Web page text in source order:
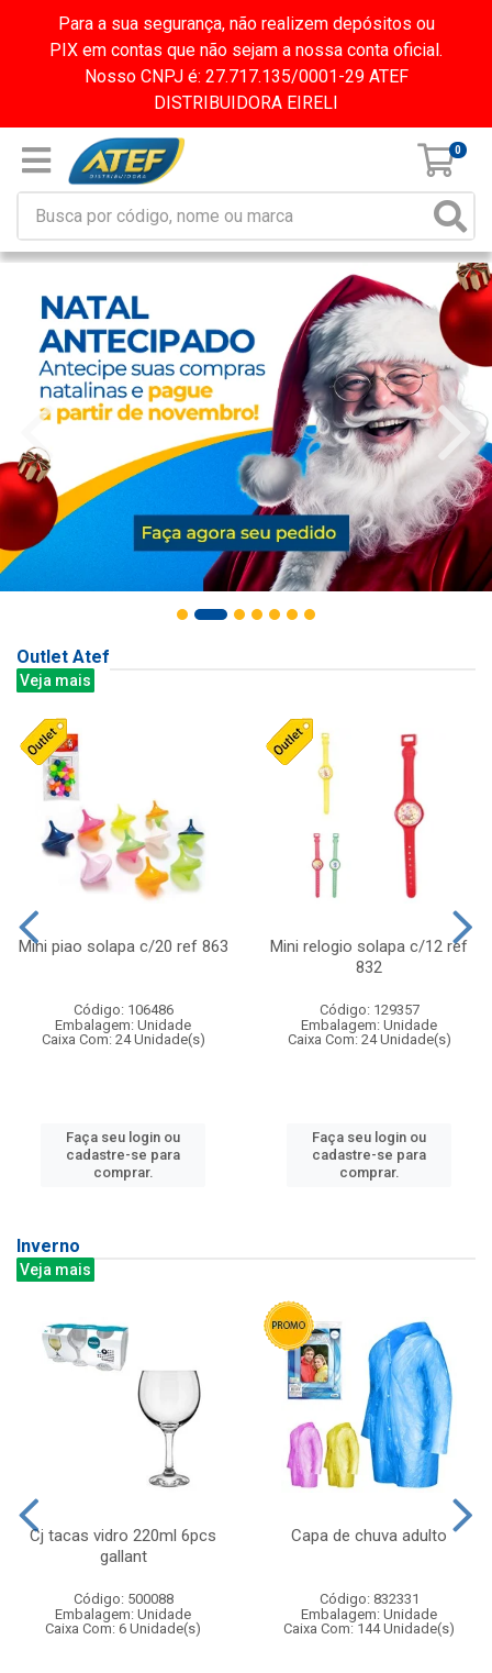
Para a sua segurança, não realizem depósitos ou
PIX em contas que não sejam a nossa conta oficial.
Nosso CNPJ é: 27.717.135/0001-29 ATEF
DISTRIBUIDORA EIRELI
0
Outlet Atef
Veja mais
Mini piao solapa c/20 ref 863
Código: 106486
Embalagem: Unidade
Caixa Com: 24 Unidade(s)
Faça seu login ou
cadastre-se para
comprar.
Mini relogio solapa c/12 ref
832
Código: 129357
Embalagem: Unidade
Caixa Com: 24 Unidade(s)
Faça seu login ou
cadastre-se para
comprar.
Inverno
Veja mais
Cj tacas vidro 220ml 6pcs
gallant
Código: 500088
Embalagem: Unidade
Caixa Com: 6 Unidade(s)
Capa de chuva adulto
Código: 832331
Embalagem: Unidade
Caixa Com: 144 Unidade(s)